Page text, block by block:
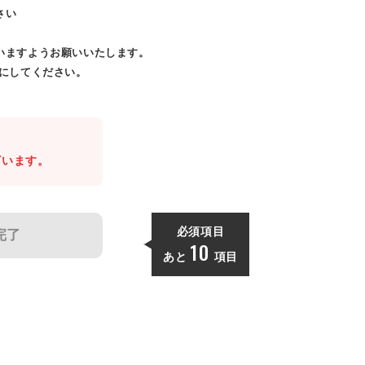
い
すようお願いいたします。
してください。
ます。
了 必須項目
あと 10 項目